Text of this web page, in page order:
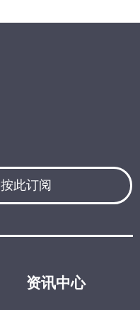
按此订阅
资讯中心